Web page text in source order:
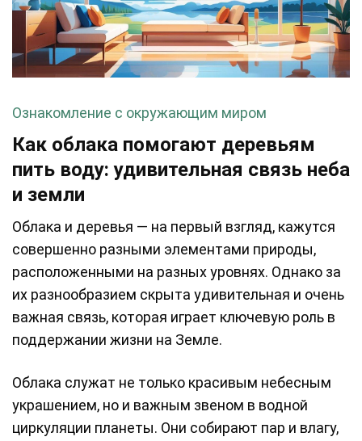
Ознакомление с окружающим миром
Как облака помогают деревьям
пить воду: удивительная связь неба
и земли
Облака и деревья — на первый взгляд, кажутся
совершенно разными элементами природы,
расположенными на разных уровнях. Однако за
их разнообразием скрыта удивительная и очень
важная связь, которая играет ключевую роль в
поддержании жизни на Земле.
Облака служат не только красивым небесным
украшением, но и важным звеном в водной
циркуляции планеты. Они собирают пар и влагу,